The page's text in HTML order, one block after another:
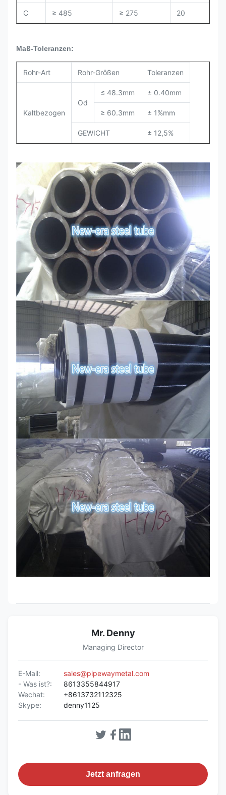
C ≥ 485 ≥ 275 20
Maß-Toleranzen:
Rohr-Art Rohr-Größen Toleranzen
Kaltbezogen
Od
≤ 48.3mm ± 0.40mm
≥ 60.3mm ± 1%mm
GEWICHT ± 12,5%
Mr. Denny
Managing Director
E-Mail:
sales@pipewaymetal.com
- Was ist?:
8613355844917
Wechat:
+8613732112325
Skype:
denny1125
Jetzt anfragen